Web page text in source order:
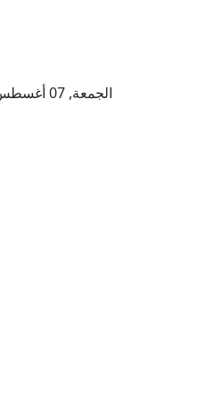
الجمعة, 07 أغسطس 2026 – 24 صفر 1448 هـ